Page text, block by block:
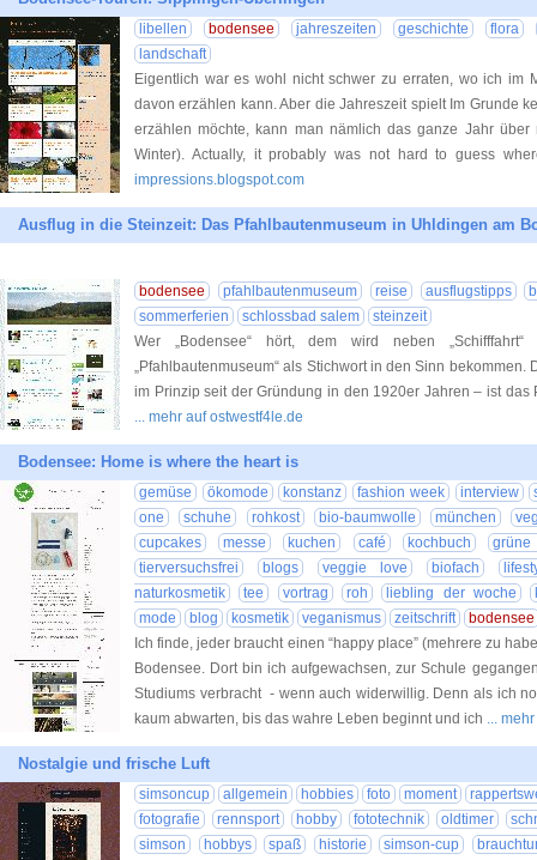
libellen bodensee jahreszeiten geschichte
flora
landschaft
Eigentlich war es wohl nicht schwer zu erraten, wo ich im
davon erzählen kann. Aber die Jahreszeit spielt Im Grunde
erzählen möchte, kann man nämlich das ganze Jahr
Winter). Actually, it probably was not hard to guess
impressions.blogspot.com
Ausflug in die Steinzeit: Das Pfahlbautenmuseum in Uhldingen am
bodensee pfahlbautenmuseum reise ausflugstipps
sommerferien
schlossbad salem
steinzeit
Wer „Bodensee“ hört, dem wird neben
„Pfahlbautenmuseum“ als Stichwort in den Sinn
im Prinzip seit der Gründung in den 1920er Jahren – ist
... mehr auf ostwestf4le.de
Bodensee: Home is where the heart is
gemüse ökomode konstanz fashion week interview
one
schuhe rohkost bio-baumwolle münchen
cupcakes
messe kuchen café kochbuch
grüne
tierversuchsfrei
blogs veggie love biofach
naturkosmetik
tee vortrag roh liebling der woche
mode
blog kosmetik veganismus zeitschrift
bodensee
Ich finde, jeder braucht einen “happy place” (mehrere zu
Bodensee. Dort bin ich aufgewachsen, zur Schule
Studiums verbracht - wenn auch widerwillig. Denn als ich
kaum abwarten, bis das wahre Leben beginnt und ich ...
Nostalgie und frische Luft
simsoncup allgemein hobbies foto moment
fotografie
rennsport hobby fototechnik oldtimer
simson
hobbys spaß historie simson-cup